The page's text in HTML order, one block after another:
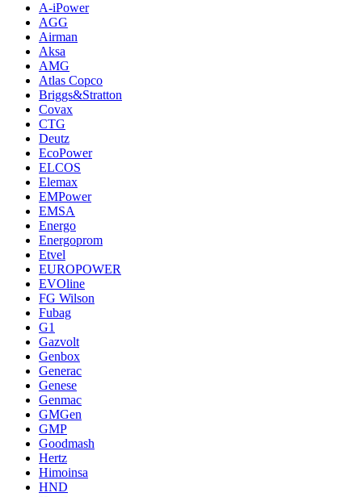
A-iPower
AGG
Airman
Aksa
AMG
Atlas Copco
Briggs&Stratton
Covax
CTG
Deutz
EcoPower
ELCOS
Elemax
EMPower
EMSA
Energo
Energoprom
Etvel
EUROPOWER
EVOline
FG Wilson
Fubag
G1
Gazvolt
Genbox
Generac
Genese
Genmac
GMGen
GMP
Goodmash
Hertz
Himoinsa
HND